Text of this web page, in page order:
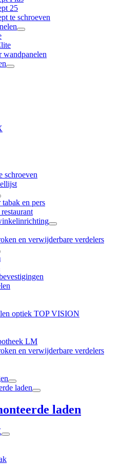
25
te schroeven
wandpanelen
schroeven
en pers
en verwijderbare verdelers
optiek TOP VISION
LM
en verwijderbare verdelers
laden
laden